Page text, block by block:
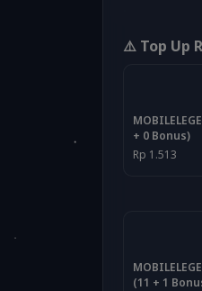
⚠️ Top Up
+ 0 Bonus)
Rp 1.513
(11 + 1